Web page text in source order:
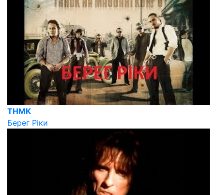
ТНМК
Берег Ріки